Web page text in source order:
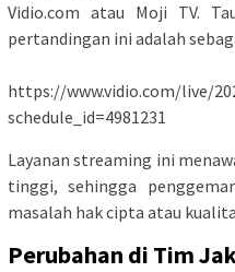
Vidio.com atau Moji TV.
pertandingan ini adalah
https://www.vidio.com/live/
schedule_id=4981231
Layanan streaming ini
tinggi, sehingga
masalah hak cipta atau
Perubahan di Tim